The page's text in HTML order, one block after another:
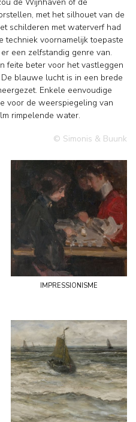
met het silhouet van de
schilderen met waterverf had
techniek voornamelijk toepaste
een zelfstandig genre van.
feite beter voor het vastleggen
blauwe lucht is in een brede
Enkele eenvoudige
voor de weerspiegeling van
rimpelende water.
© Simonis & Buunk
impressionisme